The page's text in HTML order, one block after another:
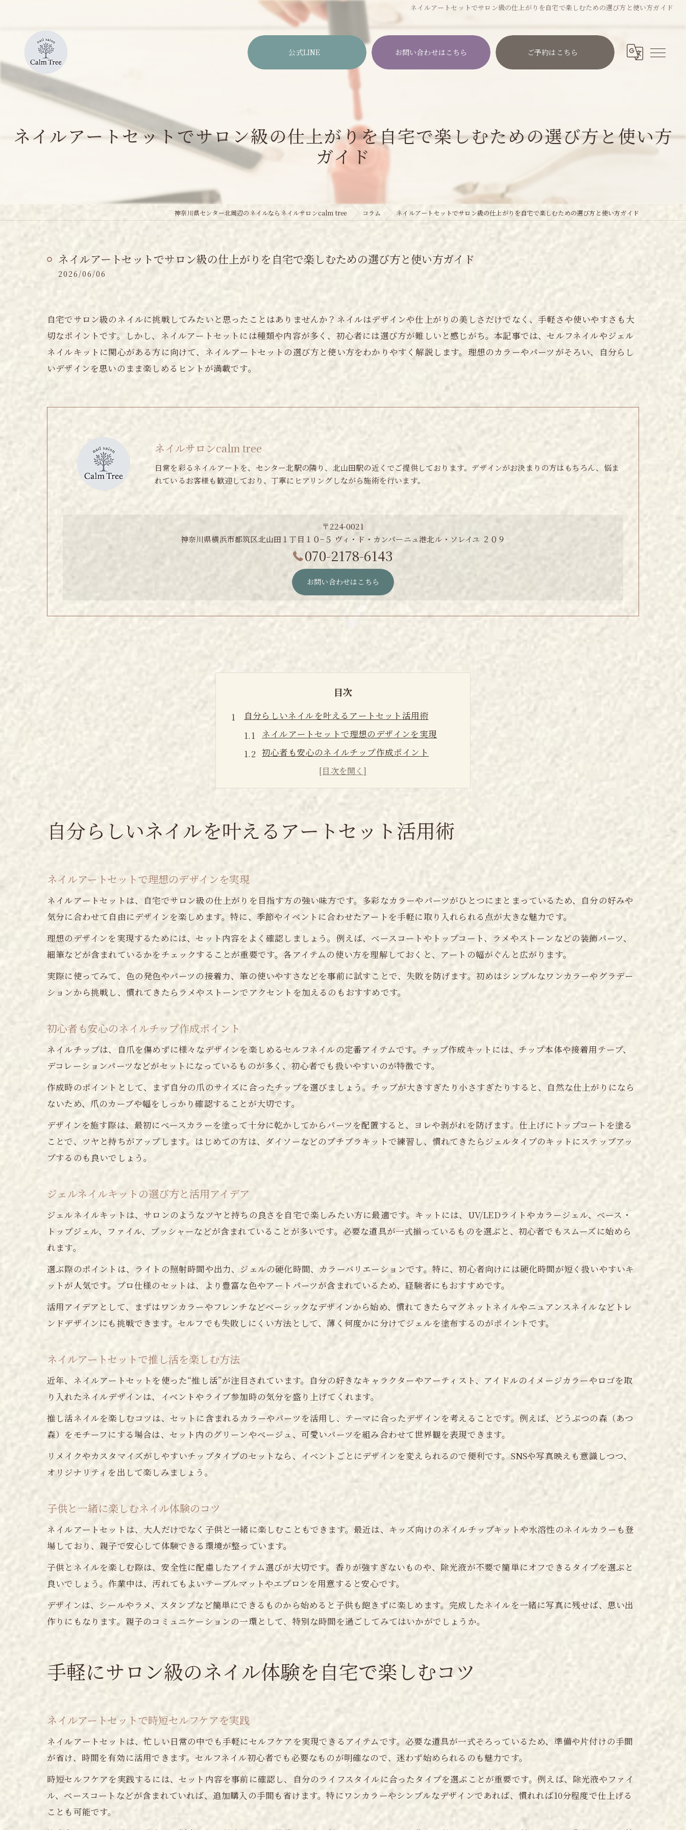
ネイルアートセットでサロン級の仕上がりを自宅で楽しむための選び方と使い方ガイド
公式LINE お問い合わせはこちら ご予約はこちら
ネイルアートセットでサロン級の仕上がりを自宅で楽しむための選び方と使い方
ガイド
神奈川県センター北周辺のネイルならネイルサロンcalm tree コラム ネイルアートセットでサロン級の仕上がりを自宅で楽しむための選び方と使い方ガイド
ネイルアートセットでサロン級の仕上がりを自宅で楽しむための選び方と使い方ガイド
2026/06/06
自宅でサロン級のネイルに挑戦してみたいと思ったことはありませんか？ネイルはデザインや仕上がりの美しさだけでなく、手軽さや使いやすさも大
切なポイントです。しかし、ネイルアートセットには種類や内容が多く、初心者には選び方が難しいと感じがち。本記事では、セルフネイルやジェル
ネイルキットに関心がある方に向けて、ネイルアートセットの選び方と使い方をわかりやすく解説します。理想のカラーやパーツがそろい、自分らし
いデザインを思いのまま楽しめるヒントが満載です。
ネイルサロンcalm tree
日常を彩るネイルアートを、センター北駅の隣り、北山田駅の近くでご提供しております。デザインがお決まりの方はもちろん、悩ま
れているお客様も歓迎しており、丁寧にヒアリングしながら施術を行います。
〒224-0021
神奈川県横浜市都筑区北山田１丁目１０−５ ヴィ・ド・カンパーニュ港北ル・ソレイユ ２０９
070-2178-6143
お問い合わせはこちら
目次
自分らしいネイルを叶えるアートセット活用術
ネイルアートセットで理想のデザインを実現
初心者も安心のネイルチップ作成ポイント
ジェルネイルキットの選び方と活用アイデア
ネイルアートセットで推し活を楽しむ方法
子供と一緒に楽しむネイル体験のコツ
手軽にサロン級のネイル体験を自宅で楽しむコツ
ネイルアートセットで時短セルフケアを実践
ジェルネイルセットでサロン仕上がりを再現
ネイルチップも簡単に作れるおすすめポイント
初心者向けネイルキットの使いやすさとは
自宅でプロ級ネイルを叶える工夫を紹介
初心者でも失敗しにくいネイル選びのポイント
ネイル初心者が注目すべきセット内容とは
ジェルネイルスターターキットの選び方要点
ネイルチップ作成に役立つ便利なキット紹介
セルフネイルで失敗しないコツを伝授
遊び心満載のネイルアートセットで毎日が楽しくなる
ネイルアートセットで推し活を彩るポイント
子供も喜ぶネイルチップキットの楽しみ方
人気のネイルアートセット活用アイデア
初心者でも遊べるジェルネイルキット特集
ネイルで毎日を華やかにする工夫を紹介
ネイルチップ作成キットの選び方とコツ
子供向けネイルチップセットのポイント
セルフネイル派必見のネイルアートセット術
ネイルチップで叶うイベント向けデザイン
充実したネイルで理想のデザインを自由自在に演出
ネイルアートセットで叶える多彩なデザイン
ジェルネイルセットで自由度の高い表現を
ネイルチップ活用で簡単イメージチェンジ
初心者でも安心のネイルセット使い方の工夫
自分らしいネイルを叶えるアートセット活用術
ネイルアートセットで理想のデザインを実現
ネイルアートセットは、自宅でサロン級の仕上がりを目指す方の強い味方です。多彩なカラーやパーツがひとつにまとまっているため、自分の好みや
気分に合わせて自由にデザインを楽しめます。特に、季節やイベントに合わせたアートを手軽に取り入れられる点が大きな魅力です。
理想のデザインを実現するためには、セット内容をよく確認しましょう。例えば、ベースコートやトップコート、ラメやストーンなどの装飾パーツ、
細筆などが含まれているかをチェックすることが重要です。各アイテムの使い方を理解しておくと、アートの幅がぐんと広がります。
実際に使ってみて、色の発色やパーツの接着力、筆の使いやすさなどを事前に試すことで、失敗を防げます。初めはシンプルなワンカラーやグラデー
ションから挑戦し、慣れてきたらラメやストーンでアクセントを加えるのもおすすめです。
初心者も安心のネイルチップ作成ポイント
ネイルチップは、自爪を傷めずに様々なデザインを楽しめるセルフネイルの定番アイテムです。チップ作成キットには、チップ本体や接着用テープ、
デコレーションパーツなどがセットになっているものが多く、初心者でも扱いやすいのが特徴です。
作成時のポイントとして、まず自分の爪のサイズに合ったチップを選びましょう。チップが大きすぎたり小さすぎたりすると、自然な仕上がりになら
ないため、爪のカーブや幅をしっかり確認することが大切です。
デザインを施す際は、最初にベースカラーを塗って十分に乾かしてからパーツを配置すると、ヨレや剥がれを防げます。仕上げにトップコートを塗る
ことで、ツヤと持ちがアップします。はじめての方は、ダイソーなどのプチプラキットで練習し、慣れてきたらジェルタイプのキットにステップアッ
プするのも良いでしょう。
ジェルネイルキットの選び方と活用アイデア
ジェルネイルキットは、サロンのようなツヤと持ちの良さを自宅で楽しみたい方に最適です。キットには、UV/LEDライトやカラージェル、ベース・
トップジェル、ファイル、プッシャーなどが含まれていることが多いです。必要な道具が一式揃っているものを選ぶと、初心者でもスムーズに始めら
れます。
選ぶ際のポイントは、ライトの照射時間や出力、ジェルの硬化時間、カラーバリエーションです。特に、初心者向けには硬化時間が短く扱いやすいキ
ットが人気です。プロ仕様のセットは、より豊富な色やアートパーツが含まれているため、経験者にもおすすめです。
活用アイデアとして、まずはワンカラーやフレンチなどベーシックなデザインから始め、慣れてきたらマグネットネイルやニュアンスネイルなどトレ
ンドデザインにも挑戦できます。セルフでも失敗しにくい方法として、薄く何度かに分けてジェルを塗布するのがポイントです。
ネイルアートセットで推し活を楽しむ方法
近年、ネイルアートセットを使った“推し活”が注目されています。自分の好きなキャラクターやアーティスト、アイドルのイメージカラーやロゴを取
り入れたネイルデザインは、イベントやライブ参加時の気分を盛り上げてくれます。
推し活ネイルを楽しむコツは、セットに含まれるカラーやパーツを活用し、テーマに合ったデザインを考えることです。例えば、どうぶつの森（あつ
森）をモチーフにする場合は、セット内のグリーンやベージュ、可愛いパーツを組み合わせて世界観を表現できます。
リメイクやカスタマイズがしやすいチップタイプのセットなら、イベントごとにデザインを変えられるので便利です。SNSや写真映えも意識しつつ、
オリジナリティを出して楽しみましょう。
子供と一緒に楽しむネイル体験のコツ
ネイルアートセットは、大人だけでなく子供と一緒に楽しむこともできます。最近は、キッズ向けのネイルチップキットや水溶性のネイルカラーも登
場しており、親子で安心して体験できる環境が整っています。
子供とネイルを楽しむ際は、安全性に配慮したアイテム選びが大切です。香りが強すぎないものや、除光液が不要で簡単にオフできるタイプを選ぶと
良いでしょう。作業中は、汚れてもよいテーブルマットやエプロンを用意すると安心です。
デザインは、シールやラメ、スタンプなど簡単にできるものから始めると子供も飽きずに楽しめます。完成したネイルを一緒に写真に残せば、思い出
作りにもなります。親子のコミュニケーションの一環として、特別な時間を過ごしてみてはいかがでしょうか。
手軽にサロン級のネイル体験を自宅で楽しむコツ
ネイルアートセットで時短セルフケアを実践
ネイルアートセットは、忙しい日常の中でも手軽にセルフケアを実現できるアイテムです。必要な道具が一式そろっているため、準備や片付けの手間
が省け、時間を有効に活用できます。セルフネイル初心者でも必要なものが明確なので、迷わず始められるのも魅力です。
時短セルフケアを実践するには、セット内容を事前に確認し、自分のライフスタイルに合ったタイプを選ぶことが重要です。例えば、除光液やファイ
ル、ベースコートなどが含まれていれば、追加購入の手間も省けます。特にワンカラーやシンプルなデザインであれば、慣れれば10分程度で仕上げる
ことも可能です。
ご予約はこちら
ご予約はこちら